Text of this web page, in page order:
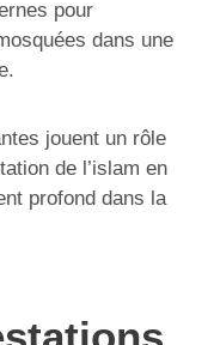
pour
dans une
jouent un rôle
de l’islam en
profond dans la